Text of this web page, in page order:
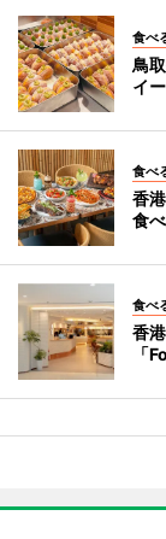
食べ
鳥
イ
食べ
香
食
食べ
香
「